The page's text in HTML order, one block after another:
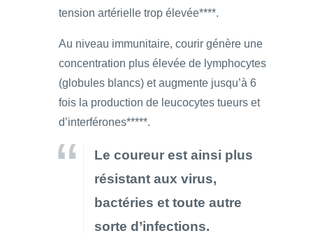
tension artérielle trop élevée****.
Au niveau immunitaire, courir génère une
concentration plus élevée de lymphocytes
(globules blancs) et augmente jusqu’à 6
fois la production de leucocytes tueurs et
d’interférones*****.
Le coureur est ainsi plus
résistant aux virus,
bactéries et toute autre
sorte d’infections.